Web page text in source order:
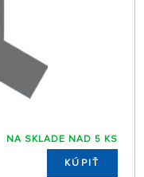
NA SKLADE NAD 5 KS
KÚPIŤ